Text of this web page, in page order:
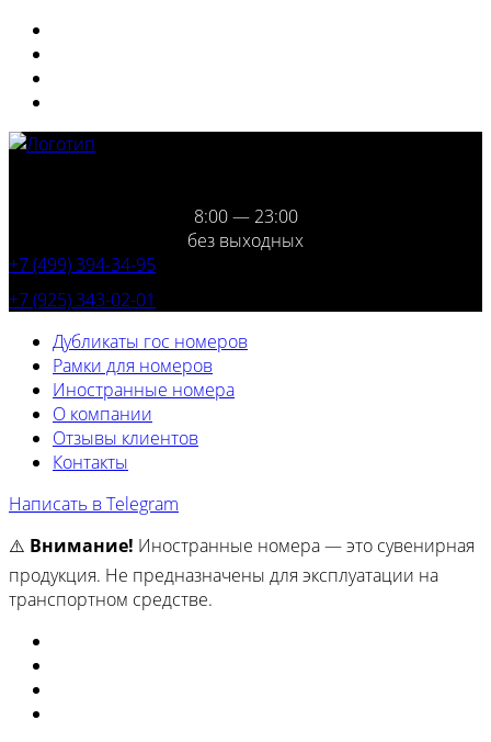
8:00 — 23:00
без выходных
+7 (499) 394-34-95
+7 (925) 343-02-01
Дубликаты гос номеров
Рамки для номеров
Иностранные номера
О компании
Отзывы клиентов
Контакты
Написать в Telegram
⚠️ Внимание! Иностранные номера — это сувенирная
продукция. Не предназначены для эксплуатации на
транспортном средстве.